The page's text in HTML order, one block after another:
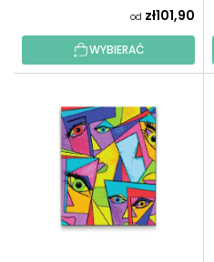
W
od zł101,90
WYBIERAĆ